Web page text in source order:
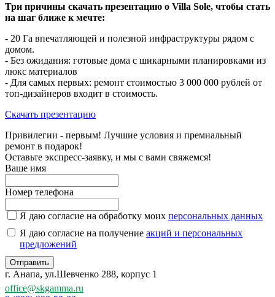
Три причины скачать презентацию о Villa Sole, чтобы стать
на шаг ближе к мечте:
- 20 Га впечатляющей и полезной инфраструктуры рядом с
домом.
- Без ожидания: готовые дома с шикарными планировками из
люкс материалов
- Для самых первых: ремонт стоимостью 3 000 000 рублей от
топ-дизайнеров входит в стоимость.
Скачать презентацию
Привилегии - первым! Лучшие условия и премиальный
ремонт в подарок!
Оставьте экспресс-заявку, и мы с вами свяжемся!
Ваше имя
Номер телефона
Я даю согласие на обработку моих персональных данных
Я даю согласие на получениеакций и персональных
предложений
Отправить
г. Анапа, ул.Шевченко 288, корпус 1
office@skgamma.ru